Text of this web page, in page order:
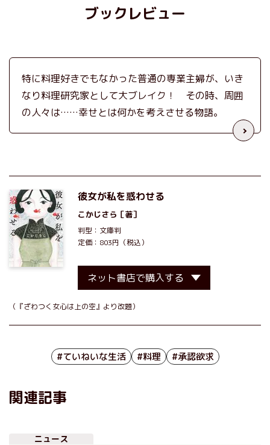
ブックレビュー
特に料理好きでもなかった普通の専業主婦が、いき
なり料理研究家として大ブレイク！ その時、周囲
の人々は……幸せとは何かを考えさせる物語。
彼女が私を惑わせる
こかじさら ［著］
判型：文庫判
定価：803円（税込）
ネット書店で購入する
（『ざわつく女心は上の空』より改題）
#ていねいな生活 #料理 #承認欲求
関連記事
ニュース